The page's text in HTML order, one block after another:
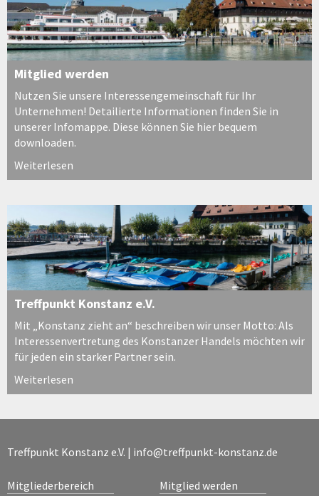
Mitglied werden
Nutzen Sie unsere Interessengemeinschaft für Ihr
Unternehmen! Detailierte Informationen finden Sie in
unserer Infomappe. Diese können Sie hier bequem
downloaden.
Weiterlesen
Treffpunkt Konstanz e.V.
Mit „Konstanz zieht an“ beschreiben wir unser Motto: Als
Interessenvertretung des Konstanzer Handels möchten wir
für jeden ein starker Partner sein.
Weiterlesen
Treffpunkt Konstanz e.V. | info@treffpunkt-konstanz.de
Mitgliederbereich Mitglied werden